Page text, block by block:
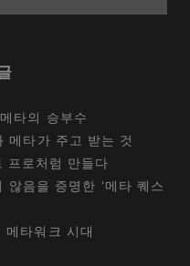
가
타의 승부수
메타가 주고 받는 것
프로처럼 만들다
음을 증명한 ‘메타 퀘스
메타워크 시대